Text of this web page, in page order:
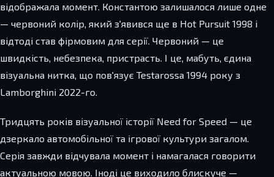
відображала момент. Константою залишалося лише одне
— червоний колір, який з'явився ще в Hot Pursuit 1998 і
відтоді став фірмовим для серії. Червоний — це
швидкість, небезпека, пристрасть. І це, мабуть, єдина
візуальна нитка, що пов'язує Testarossa 1994 року з
Lamborghini 2022-го.
Тридцять років візуальної історії Need for Speed — це
дзеркало автомобільної та ігрової культури загалом.
Серія завжди відчувала момент і намагалася говорити
актуальною мовою. Іноді це виходило блискуче —